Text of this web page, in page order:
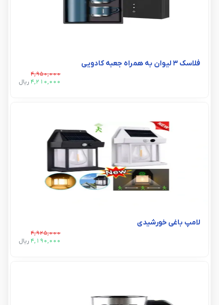
فلاسک 3 لیوان به همراه جعبه کادویی
4,950,000
4,210,000 ريال
لامپ باغی خورشیدی
4,925,000
4,190,000 ريال